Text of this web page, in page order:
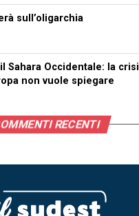
sull’oligarchia
Sahara Occidentale: la crisi
non vuole spiegare
RECENTI